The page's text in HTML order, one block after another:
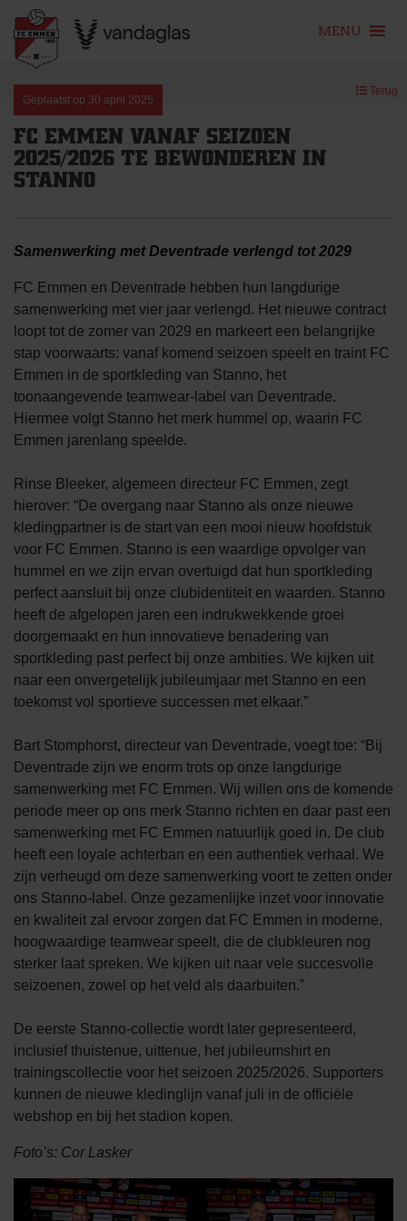
content
MENU
Geplaatst op 30 april 2025
Terug
FC EMMEN VANAF SEIZOEN
2025/2026 TE BEWONDEREN IN
STANNO
Samenwerking met Deventrade verlengd tot 2029
FC Emmen en Deventrade hebben hun langdurige
samenwerking met vier jaar verlengd. Het nieuwe contract
loopt tot de zomer van 2029 en markeert een belangrijke
stap voorwaarts: vanaf komend seizoen speelt en traint FC
Emmen in de sportkleding van Stanno, het
toonaangevende teamwear-label van Deventrade.
Hiermee volgt Stanno het merk hummel op, waarin FC
Emmen jarenlang speelde.
Rinse Bleeker, algemeen directeur FC Emmen, zegt
hierover: “De overgang naar Stanno als onze nieuwe
kledingpartner is de start van een mooi nieuw hoofdstuk
voor FC Emmen. Stanno is een waardige opvolger van
hummel en we zijn ervan overtuigd dat hun sportkleding
perfect aansluit bij onze clubidentiteit en waarden. Stanno
heeft de afgelopen jaren een indrukwekkende groei
doorgemaakt en hun innovatieve benadering van
sportkleding past perfect bij onze ambities. We kijken uit
naar een onvergetelijk jubileumjaar met Stanno en een
toekomst vol sportieve successen met elkaar.”
Bart Stomphorst, directeur van Deventrade, voegt toe: “Bij
Deventrade zijn we enorm trots op onze langdurige
samenwerking met FC Emmen. Wij willen ons de komende
periode meer op ons merk Stanno richten en daar past een
samenwerking met FC Emmen natuurlijk goed in. De club
heeft een loyale achterban en een authentiek verhaal. We
zijn verheugd om deze samenwerking voort te zetten onder
ons Stanno-label. Onze gezamenlijke inzet voor innovatie
en kwaliteit zal ervoor zorgen dat FC Emmen in moderne,
hoogwaardige teamwear speelt, die de clubkleuren nog
sterker laat spreken. We kijken uit naar vele succesvolle
seizoenen, zowel op het veld als daarbuiten.”
De eerste Stanno-collectie wordt later gepresenteerd,
inclusief thuistenue, uittenue, het jubileumshirt en
trainingscollectie voor het seizoen 2025/2026. Supporters
kunnen de nieuwe kledinglijn vanaf juli in de officiële
webshop en bij het stadion kopen.
Foto’s: Cor Lasker